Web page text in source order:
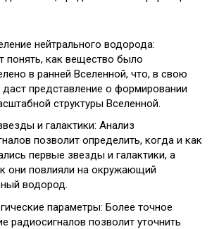
нейтрального водорода:
понять, как вещество было
в ранней Вселенной, что, в свою
представление о формировании
структуры Вселенной.
и галактики: Анализ
позволит определить, когда и как
первые звезды и галактики, а
они повлияли на окружающий
водород.
параметры: Более точное
радиосигналов позволит уточнить